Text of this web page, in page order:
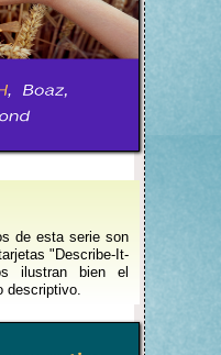
de esta serie son
"Describe-It-
ilustran bien el
descriptivo.